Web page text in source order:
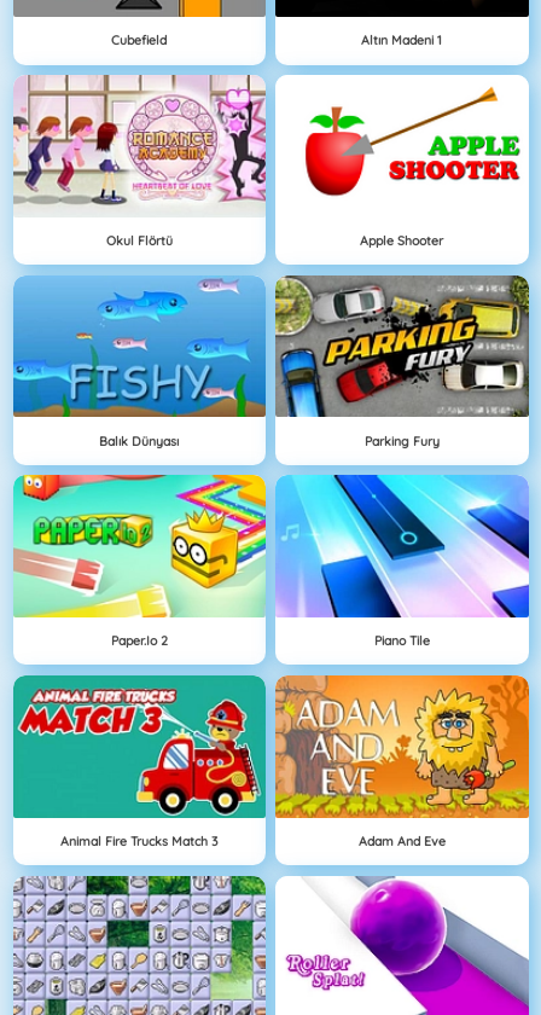
Cubefield Altın Madeni 1
Okul Flörtü Apple Shooter
Balık Dünyası Parking Fury
Paper.io 2 Piano Tile
Animal Fire Trucks Match 3 Adam And Eve